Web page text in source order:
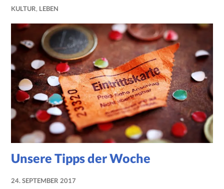
KULTUR, LEBEN
Unsere Tipps der Woche
24. SEPTEMBER 2017